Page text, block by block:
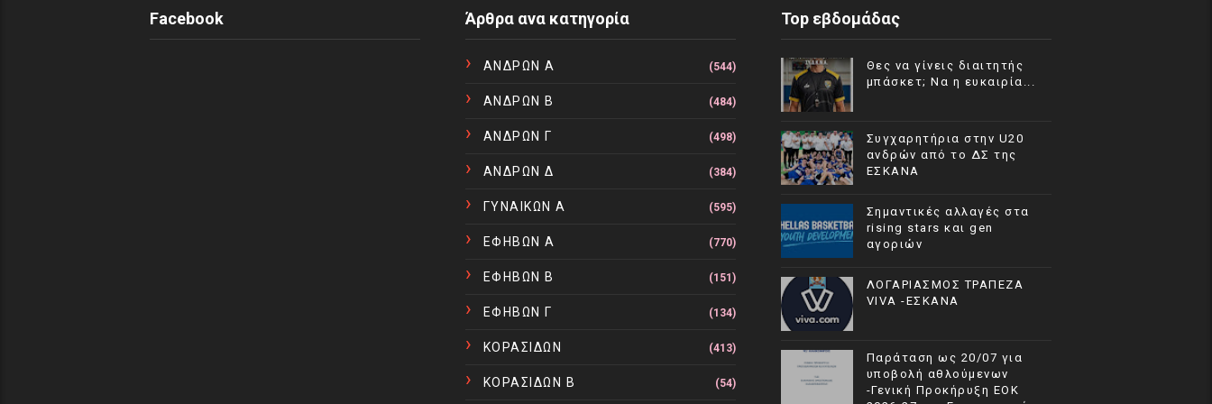
Facebook Άρθρα ανα κατηγορία
ΑΝΔΡΩΝ Α (544)
ΑΝΔΡΩΝ Β (484)
ΑΝΔΡΩΝ Γ (498)
ΑΝΔΡΩΝ Δ (384)
ΓΥΝΑΙΚΩΝ Α (595)
ΕΦΗΒΩΝ Α (770)
ΕΦΗΒΩΝ Β (151)
ΕΦΗΒΩΝ Γ (134)
ΚΟΡΑΣΙΔΩΝ (413)
ΚΟΡΑΣΙΔΩΝ Β (54)
Top εβδομάδας
Θες να γίνεις διαιτητής
μπάσκετ; Να η ευκαιρία...
Συγχαρητήρια στην U20
ανδρών από το ΔΣ της
ΕΣΚΑΝΑ
Σημαντικές αλλαγές στα
rising stars και gen
αγοριών
ΛΟΓΑΡΙΑΣΜΟΣ ΤΡΑΠΕΖΑ
VIVA -ΕΣΚΑΝΑ
Παράταση ως 20/07 για
υποβολή αθλούμενων
-Γενική Προκήρυξη ΕΟΚ